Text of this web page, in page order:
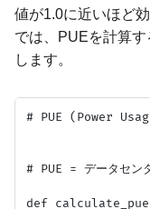
値が1.0に近いほど
では、PUEを計算
します。
# PUE (Power
# PUE = データセン
def